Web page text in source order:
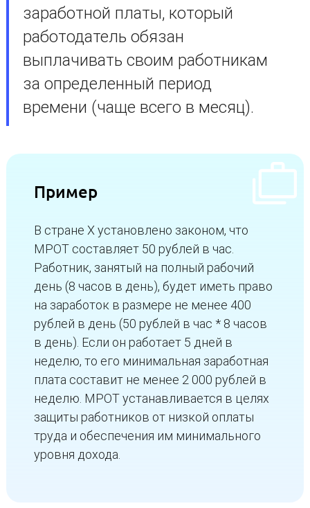
заработной платы, который
работодатель обязан
выплачивать своим работникам
за определенный период
времени (чаще всего в месяц).
Пример
В стране X установлено законом, что
МРОТ составляет 50 рублей в час.
Работник, занятый на полный рабочий
день (8 часов в день), будет иметь право
на заработок в размере не менее 400
рублей в день (50 рублей в час * 8 часов
в день). Если он работает 5 дней в
неделю, то его минимальная заработная
плата составит не менее 2 000 рублей в
неделю. МРОТ устанавливается в целях
защиты работников от низкой оплаты
труда и обеспечения им минимального
уровня дохода.